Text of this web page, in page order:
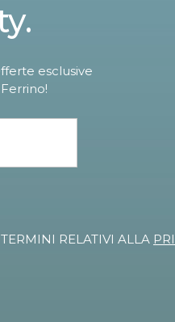
esclusive
RELATIVI ALLA